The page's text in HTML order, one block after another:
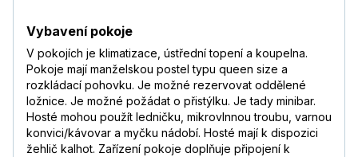
Vybavení pokoje
V pokojích je klimatizace, ústřední topení a koupelna.
Pokoje mají manželskou postel typu queen size a
rozkládací pohovku. Je možné rezervovat oddělené
ložnice. Je možné požádat o přistýlku. Je tady minibar.
Hosté mohou použít ledničku, mikrovlnnou troubu, varnou
konvici/kávovar a myčku nádobí. Hosté mají k dispozici
žehlič kalhot. Zařízení pokoje doplňuje připojení k